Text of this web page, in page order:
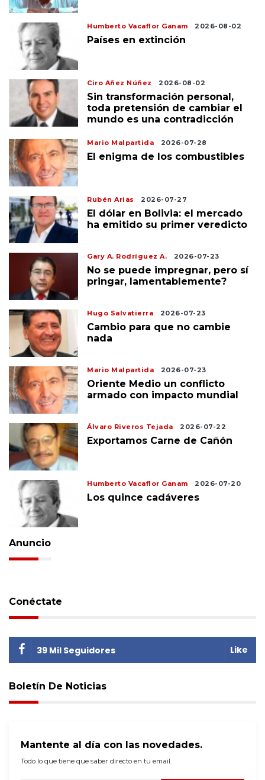
Humberto Vacaflor Ganam 2026-08-02
Países en extinción
Ciro Añez Núñez 2026-08-02
Sin transformación personal,
toda pretensión de cambiar el
mundo es una contradicción
Mario Malpartida 2026-07-28
El enigma de los combustibles
Rubén Arias 2026-07-27
El dólar en Bolivia: el mercado
ha emitido su primer veredicto
Gary A. Rodríguez A. 2026-07-23
No se puede impregnar, pero sí
pringar, lamentablemente?
Hugo Salvatierra 2026-07-23
Cambio para que no cambie
nada
Mario Malpartida 2026-07-23
Oriente Medio un conflicto
armado con impacto mundial
Álvaro Riveros Tejada 2026-07-22
Exportamos Carne de Cañón
Humberto Vacaflor Ganam 2026-07-20
Los quince cadáveres
Anuncio
Conéctate
39 Mil Seguidores Like
Boletín De Noticias
Mantente al día con las novedades.
Todo lo que tiene que saber directo en tu email.